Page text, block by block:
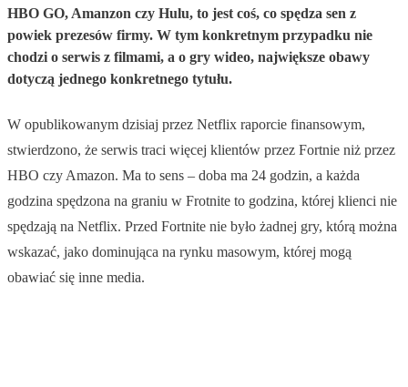
HBO GO, Amanzon czy Hulu, to jest coś, co spędza sen z
powiek prezesów firmy. W tym konkretnym przypadku nie
chodzi o serwis z filmami, a o gry wideo, największe obawy
dotyczą jednego konkretnego tytułu.
W opublikowanym dzisiaj przez Netflix raporcie finansowym,
stwierdzono, że serwis traci więcej klientów przez Fortnie niż przez
HBO czy Amazon. Ma to sens – doba ma 24 godzin, a każda
godzina spędzona na graniu w Frotnite to godzina, której klienci nie
spędzają na Netflix. Przed Fortnite nie było żadnej gry, którą można
wskazać, jako dominująca na rynku masowym, której mogą
obawiać się inne media.